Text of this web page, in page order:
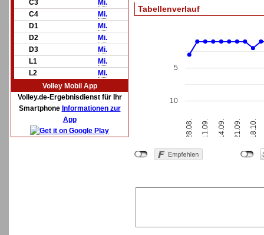
C3
Mi.
C4
Mi.
D1
Mi.
D2
Mi.
D3
Mi.
L1
Mi.
L2
Mi.
Volley Mobil App
Volley.de-Ergebnisdienst für Ihr
Smartphone Informationen zur
App
Tabellenverlauf
28.08. 11.09. 14.09. 21.09. 18.10.
5
10